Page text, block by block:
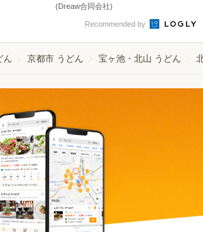
(Dreaw合同会社)
Recommended by
ん 京都市 うどん 宝ヶ池・北山 うどん